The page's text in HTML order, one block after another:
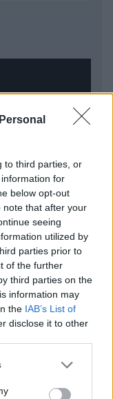
to third parties, or
for
below opt-out
note that after your
seeing
utilized by
parties prior to
of the further
third parties on the
information may
the IAB’s List of
disclose it to other
or more Google
You may click to
Σχολιασμένα
θέση για την
κίνδυνο
Ο
επιτυχιών,